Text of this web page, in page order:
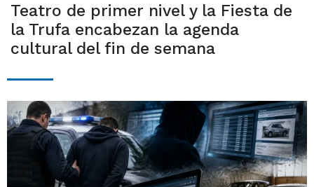
Teatro de primer nivel y la Fiesta de
la Trufa encabezan la agenda
cultural del fin de semana